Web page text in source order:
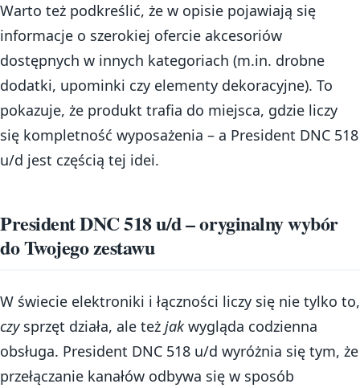
Warto też podkreślić, że w opisie pojawiają się
informacje o szerokiej ofercie akcesoriów
dostępnych w innych kategoriach (m.in. drobne
dodatki, upominki czy elementy dekoracyjne). To
pokazuje, że produkt trafia do miejsca, gdzie liczy
się kompletność wyposażenia – a President DNC 518
u/d jest częścią tej idei.
President DNC 518 u/d – oryginalny wybór
do Twojego zestawu
W świecie elektroniki i łączności liczy się nie tylko to,
czysprzęt działa, ale też jakwygląda codzienna
obsługa. President DNC 518 u/d wyróżnia się tym, że
przełączanie kanałów odbywa się w sposób